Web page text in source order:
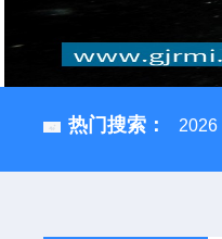
热门搜索： 2026